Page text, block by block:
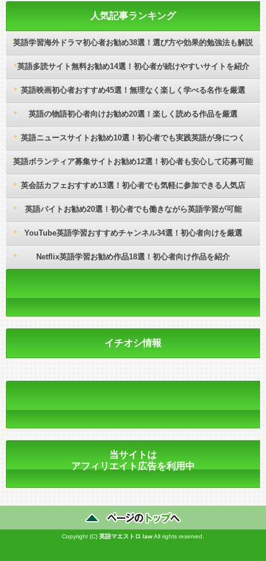
人気記事ランキング
英語学習海外ドラマ初心者お勧め38選！選び方や効果的勉強法も解説
英語多読サイト無料お勧め14選！初心者が続けやすいサイトを紹介
英語映画初心者おすすめ45選！無理なく楽しく学べる名作を厳選
英語の物語初心者向けお勧め20選！楽しく読める作品を厳選
英語ニュースサイトお勧め10選！初心者でも実践英語が身につく
英語ボランティア募集サイトお勧め12選！初心者も安心して応募可能
英会話カフェおすすめ13選！初心者でも気軽に参加できる人気店
英語バイトお勧め20選！初心者でも働きながら英語学習が可能
YouTube英語学習おすすめチャンネル34選！初心者向けを厳選
Netflix英語学習お勧め作品18選！初心者向け作品を紹介
イチオシ情報
当サイトは
アフィリエイト広告を利用中
Copyright (C) 英語マエストロ lawAll rights reserved.